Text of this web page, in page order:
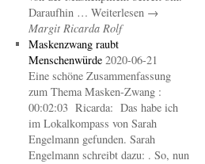
Daraufhin … Weiterlesen →
Margit Ricarda Rolf
Maskenzwang raubt
Menschenwürde 2020-06-21
Eine schöne Zusammenfassung
zum Thema Masken-Zwang :
00:02:03 Ricarda: Das habe ich
im Lokalkompass von Sarah
Engelmann gefunden. Sarah
Engelmann schreibt dazu: . So, nun